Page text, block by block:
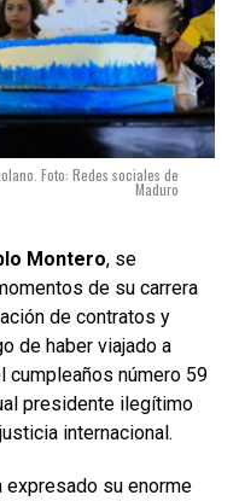
Foto: Redes sociales de
Maduro
Montero, se
de su carrera
de contratos y
de haber viajado a
cumpleaños número 59
presidente ilegítimo
internacional.
expresado su enorme